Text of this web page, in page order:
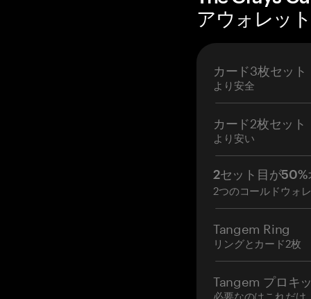
アウォレッ
カード3枚セット
より安全
カード2枚セット
より安い
2セット目が50%
2つのコールドウォ
Tangem Ring
リングとカード2枚
Tangem プロキ
必要なのはこれだけ